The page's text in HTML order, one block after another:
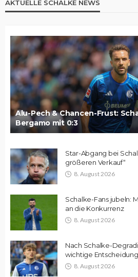
AKTUELLE SCHALKE NEWS
Alu-Pech & Chancen-Frust:
Bergamo mit 0:3
Star-Abgang bei
größeren Verkauf“
8. August 2026
Schalke-Fans jubeln:
an die Konkurrenz
8. August 2026
Nach Schalke-
wichtige Entscheidung
8. August 2026